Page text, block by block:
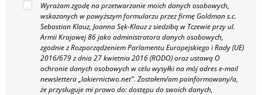
Wyrażam zgodę na przetwarzanie moich danych osobowych,
wskazanych w powyższym formularzu przez firmę Goldman s.c.
Sebastian Klauz, Joanna Sęk-Klauz z siedzibą w Tczewie przy ul.
Armii Krajowej 86 jako administratora danych osobowych,
zgodnie z Rozporządzeniem Parlamentu Europejskiego i Rady (UE)
2016/679 z dnia 27 kwietnia 2016 (RODO) oraz ustawą O
ochronie danych osobowych w celu wysyłki na mój adres e-mail
newslettera „lakiernictwo.net". Zostałem/am poinformowany/a,
że przysługuje mi prawo do: dostępu do swoich danych,